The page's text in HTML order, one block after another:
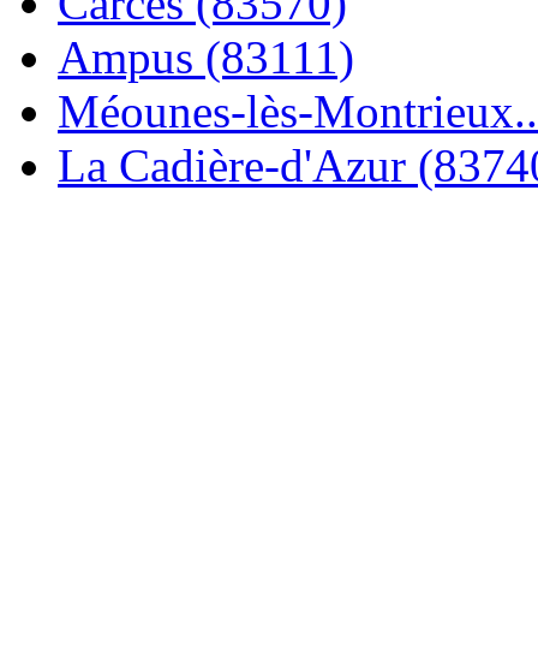
Ampus (83111)
Méounes-lès-
La Cadière-d'Azur